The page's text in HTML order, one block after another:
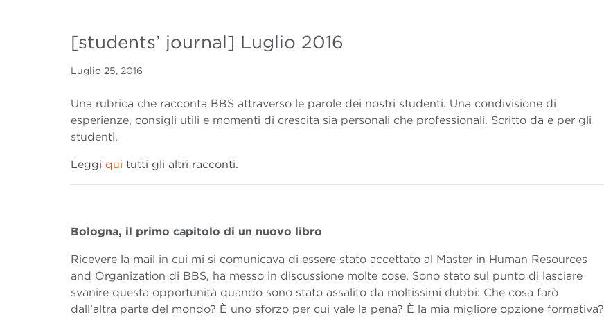
[students’ journal] Luglio 2016
Luglio 25, 2016
Una rubrica che racconta BBS attraverso le parole dei nostri studenti. Una condivisione di
esperienze, consigli utili e momenti di crescita sia personali che professionali. Scritto da e per gli
studenti.
Leggi qui tutti gli altri racconti.
Bologna, il primo capitolo di un nuovo libro
Ricevere la mail in cui mi si comunicava di essere stato accettato al Master in Human Resources
and Organization di BBS, ha messo in discussione molte cose. Sono stato sul punto di lasciare
svanire questa opportunità quando sono stato assalito da moltissimi dubbi: Che cosa farò
dall’altra parte del mondo? È uno sforzo per cui vale la pena? È la mia migliore opzione formativa?